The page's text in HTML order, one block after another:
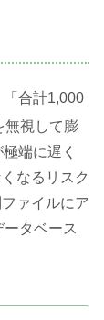
合計1,000
無視して膨
端に遅く
なるリスク
ァイルにア
タベース